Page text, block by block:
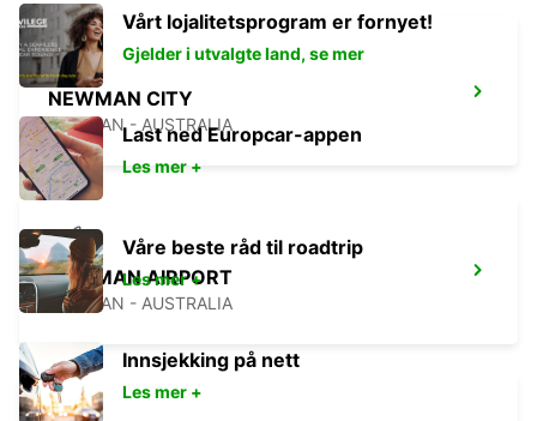
NEWMAN CITY
NEWMAN - AUSTRALIA
NEWMAN AIRPORT
NEWMAN - AUSTRALIA
Vårt lojalitetsprogram er fornyet!
Gjelder i utvalgte land, se mer
Last ned Europcar-appen
Les mer +
Våre beste råd til roadtrip
Les mer +
Innsjekking på nett
Les mer +